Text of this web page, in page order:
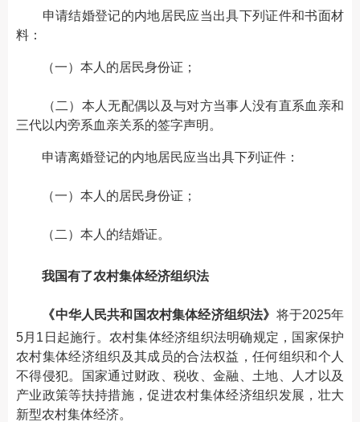
申请结婚登记的内地居民应当出具下列证件和书面材
料：
（一）本人的居民身份证；
（二）本人无配偶以及与对方当事人没有直系血亲和
三代以内旁系血亲关系的签字声明。
申请离婚登记的内地居民应当出具下列证件：
（一）本人的居民身份证；
（二）本人的结婚证。
我国有了农村集体经济组织法
《中华人民共和国农村集体经济组织法》 将于2025年
5月1日起施行。农村集体经济组织法明确规定，国家保护
农村集体经济组织及其成员的合法权益，任何组织和个人
不得侵犯。国家通过财政、税收、金融、土地、人才以及
产业政策等扶持措施，促进农村集体经济组织发展，壮大
新型农村集体经济。